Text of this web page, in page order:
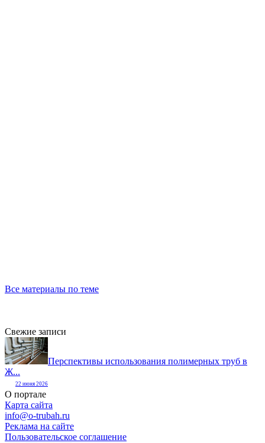
Все материалы по теме
Свежие записи
Перспективы использования полимерных труб в
Ж...
22 июня 2026
О портале
Карта сайта
info@o-trubah.ru
Реклама на сайте
Пользовательское соглашение